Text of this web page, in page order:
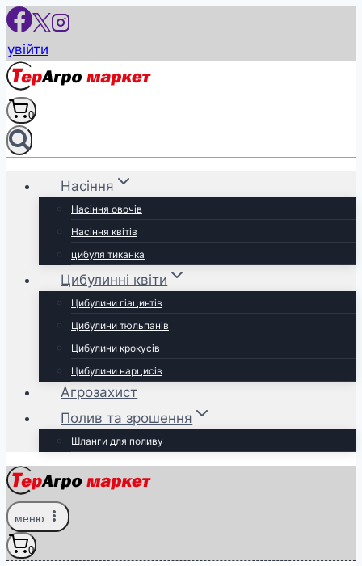
Перейти
вмісту
увійти
0
Насіння
Насіння овочів
Насіння квітів
цибуля тиканка
Цибулинні квіти
Цибулини гіацинтів
Цибулини тюльпанів
Цибулини крокусів
Цибулини нарцисів
Агрозахист
Полив та зрошення
Шланги для поливу
меню
0